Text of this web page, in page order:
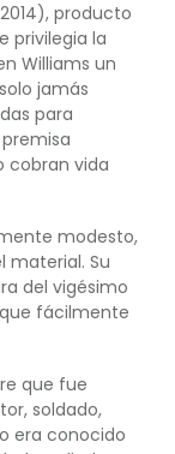
producto
privilegia la
Williams un
jamás
para
cobran vida
modesto,
material. Su
del vigésimo
fácilmente
que fue
soldado,
era conocido